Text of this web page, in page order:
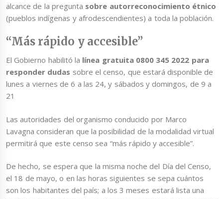
alcance de la pregunta sobre autorreconocimiento étnico
(pueblos indígenas y afrodescendientes) a toda la población.
“Más rápido y accesible”
El Gobierno habilitó la línea gratuita 0800 345 2022 para
responder dudas sobre el censo, que estará disponible de
lunes a viernes de 6 a las 24, y sábados y domingos, de 9 a
21
Las autoridades del organismo conducido por Marco
Lavagna consideran que la posibilidad de la modalidad virtual
permitirá que este censo sea “más rápido y accesible”.
De hecho, se espera que la misma noche del Día del Censo,
el 18 de mayo, o en las horas siguientes se sepa cuántos
son los habitantes del país; a los 3 meses estará lista una